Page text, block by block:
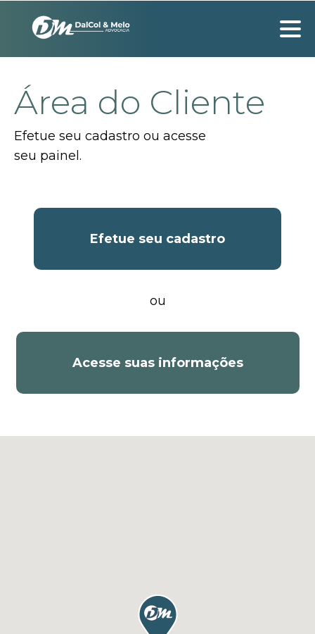
Área do Cliente
Efetue seu cadastro ou acesse
seu painel.
Efetue seu cadastro
ou
Acesse suas informações